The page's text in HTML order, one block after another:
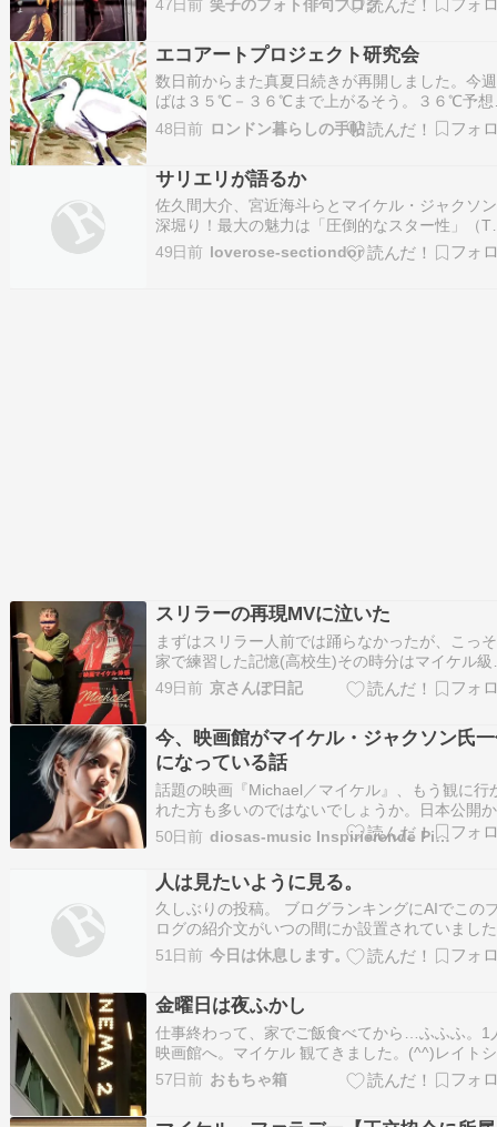
タバレ危険で書けませんが(笑) とにかく圧倒的
さと父親との確執の影の暗さ…
47日前 笑子のフォト俳句ブログ
エコアートプロジェクト研究会
数日前からまた真夏日続きが再開しました。今
ばは３５℃－３６℃まで上がるそう。３６℃予想
水曜に職場のミュージカルのオープニングパー
ーがあって会場が５つ星サヴォイ ホテルなので
のを思い出してドレスアップを放棄することに
した…
48日前 ロンドン暮らしの手帖
サリエリが語るか
佐久間大介、宮近海斗らとマイケル・ジャクソ
深堀り！最大の魅力は「圧倒的なスター性」（
FIRST TIMES） - Yahoo!ニュース6月20日放送
本テレビ系『サクサクヒムヒム ☆推しの降る夜
49日前 loverose-sectiondor
スリラーの再現MVに泣いた
まずはスリラー人前では踊らなかったが、こっ
家で練習した記憶(高校生)その時分はマイケル級
細かったBADのダンスは難し杉片肌ジャケット
もりで、片肌シャツ重力無視のマイケル立ちは
ーでウン億ドルを稼いでいるのに、父親母親と
49日前 京さんぽ日記
今、映画館がマイケル・ジャクソン氏
になっている話
話題の映画『Michael／マイケル』、もう観に行
れた方も多いのではないでしょうか。日本公開
わずか3日で動員67万人、興行収入10億円超え
楽伝記映画として世界興行収入も歴代1位を更新
だそうです。すごい熱狂ですよね。 私自身も作
家として活動する中で、マイケル・ジャク…
50日前 diosas-music Inspirierende Pi…
人は見たいように見る。
久しぶりの投稿。 ブログランキングにAIでこの
ログの紹介文がいつの間にか設置されていまし
このブログのここがポイント どんなブログ？自
理解と心身のウェルネスに焦点を当てた内容が
から心身の秘密に迫る。マイケル・ジャクソン
51日前 今日は休息します。
金曜日は夜ふかし
仕事終わって、家でご飯食べてから…ふふふ。1
映画館へ。マイケル 観てきました。(^^)レイト
ーだったけど、ほぼ満席。パンフレット買っち
た。入場特典の冊子ももらえました。マイケル
57日前 おもちゃ箱